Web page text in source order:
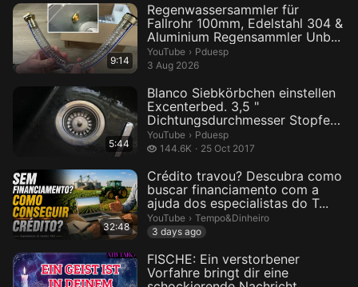
9:14
Regenwassersammler für
Fallrohr 100mm, Edelstahl 304 &
Aluminium Regensammler Unb...
YouTube › Pduesp.
Pduesp
3 Aug 2026
5:44
Blanco Siebkörbchen einstellen
Excenterbed. 3,5 "
Dichtungsdurchmesser Stopfen
j...
YouTube › Pduesp.
Pduesp
144.6K
144.6 thousand views
25 Oct 2017
32:48
Crédito travou? Descubra como
buscar financiamento com a
ajuda dos especialistas do T...
YouTube › Tempo&Dinheiro.
Tempo&Dinheiro
3 days ago
FISCHE: Ein verstorbener
Vorfahre bringt dir eine